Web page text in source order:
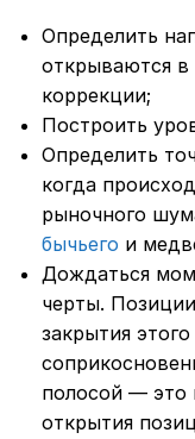
Определить
открываются в
коррекции;
Построить
Определить
когда
рыночного
бычьего и
Дождаться
черты.
закрытия
полосой ― это
открытия